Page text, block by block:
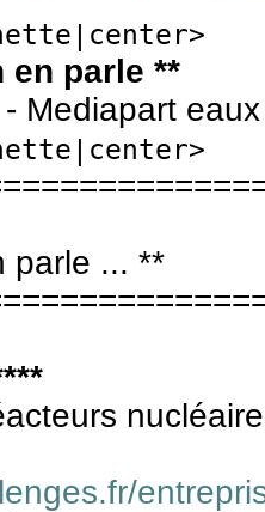
en parle **
Mediapart
parle ... **